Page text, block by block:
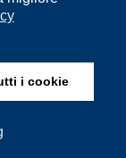
i cookie